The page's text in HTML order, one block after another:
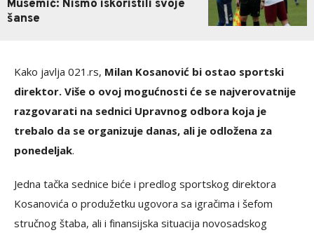
Musemić: Nismo iskoristili svoje
šanse
Kako javlja 021.rs, Milan Kosanović bi ostao sportski
direktor. Više o ovoj mogućnosti će se najverovatnije
razgovarati na sednici Upravnog odbora koja je
trebalo da se organizuje danas, ali je odložena za
ponedeljak.
Jedna tačka sednice biće i predlog sportskog direktora
Kosanovića o produžetku ugovora sa igračima i šefom
stručnog štaba, ali i finansijska situacija novosadskog